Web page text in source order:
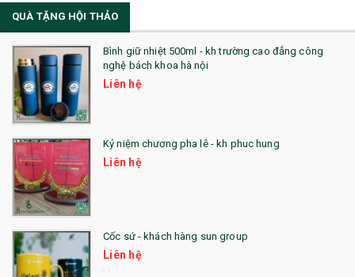
22. ĐỒNG HỒ ĐỂ BÀN
23. QÙA TẶNG ĐỘC ĐÁO
24. QÙA TẶNG PHA LÊ
25. QUÀ TẶNG GLASSLOCK
26. QUÀ TẶNG LUMINARC
28. BỘ ĐỒ ĂN CAO CẤP
29. MÓC KHOÁ
31. TÚI VẢI KHÔNG DỆT
32. TÚI VẢI BỐ
QUÀ TẶNG HỘI THẢO
Bình giữ nhiệt 500ml - kh trường cao đẳng công
nghệ bách khoa hà nội
Liên hệ
Kỷ niệm chương pha lê - kh phuc hung
Liên hệ
Cốc sứ - khách hàng sun group
Liên hệ